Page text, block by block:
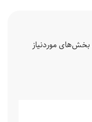
بخش‌های موردنیاز